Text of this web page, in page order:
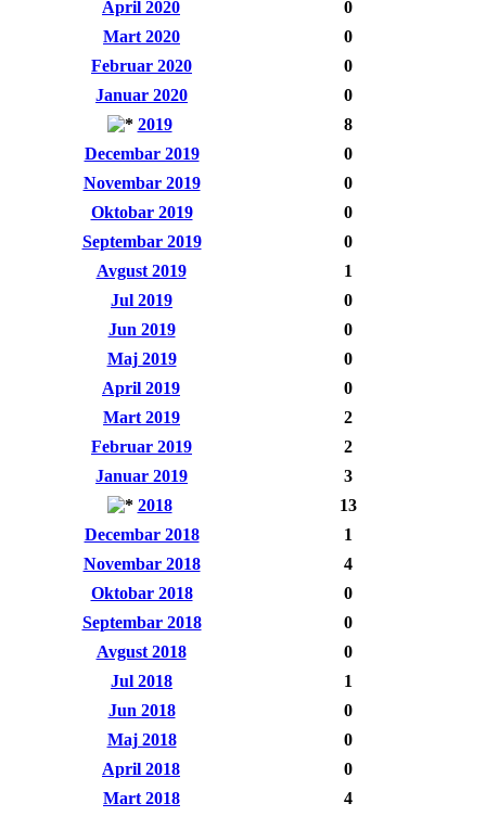
April 2020
0
Mart 2020
0
Februar 2020
0
Januar 2020
0
2019
8
Decembar 2019
0
Novembar 2019
0
Oktobar 2019
0
Septembar 2019
0
Avgust 2019
1
Jul 2019
0
Jun 2019
0
Maj 2019
0
April 2019
0
Mart 2019
2
Februar 2019
2
Januar 2019
3
2018
13
Decembar 2018
1
Novembar 2018
4
Oktobar 2018
0
Septembar 2018
0
Avgust 2018
0
Jul 2018
1
Jun 2018
0
Maj 2018
0
April 2018
0
Mart 2018
4